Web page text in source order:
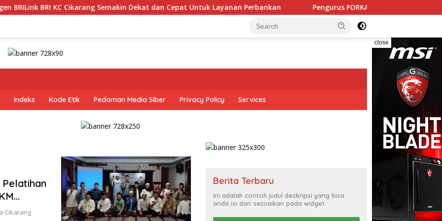
BRI KC Cikarang Semakin Dekat dan Cepat Untuk Layanan Perbankan Pengurus FORKAMMI 2026–2031 Resmi
close
Indeks Kode Etik Pedoman Media Siber Privacy Policy Services
Cikarang
Berita Terbaru
Ini adalah contoh judul deskripsi yang bisa
anda isi dan sesuaikan pada widget